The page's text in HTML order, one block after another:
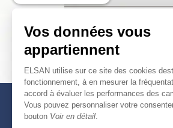
Vos données vous
appartiennent
ELSAN utilise sur ce site des cookies
fonctionnement, à en mesurer la
accord à évaluer les performances des
Vous pouvez personnaliser votre
bouton Voir en détail